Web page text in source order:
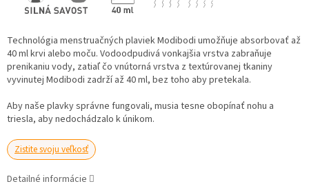
Technológia menstruačných plaviek Modibodi umožňuje absorbovať až
40 ml krvi alebo moču. Vodoodpudivá vonkajšia vrstva zabraňuje
prenikaniu vody, zatiaľ čo vnútorná vrstva z textúrovanej tkaniny
vyvinutej Modibodi zadrží až 40 ml, bez toho aby pretekala.
Aby naše plavky správne fungovali, musia tesne obopínať nohu a
triesla, aby nedochádzalo k únikom.
Zistite svoju veľkosť
Detailné informácie